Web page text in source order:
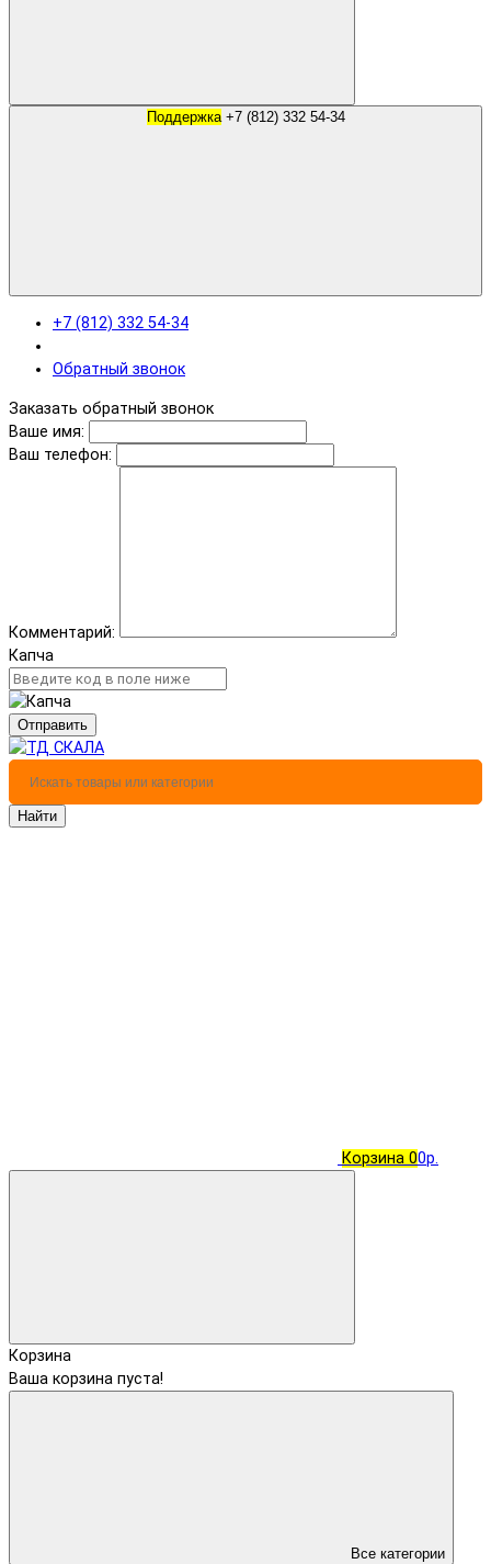
Поддержка +7 (812) 332 54-34
+7 (812) 332 54-34
Обратный звонок
Заказать обратный звонок
Ваше имя:
Ваш телефон:
Комментарий:
Капча
Отправить
Найти
Корзина 00р.
Корзина
Ваша корзина пуста!
Все категории